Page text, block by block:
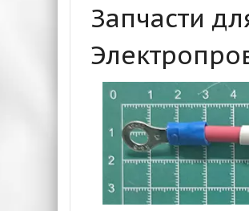
Запчасти